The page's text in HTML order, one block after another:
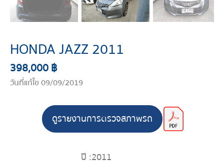
HONDA JAZZ 2011
398,000 ฿
วันที่แก้ไข 09/09/2019
ดูรายงานการตรวจสภาพรถ
ปี :2011